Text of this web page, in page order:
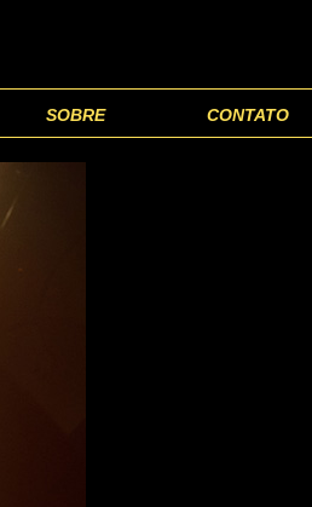
SOBRE CONTATO